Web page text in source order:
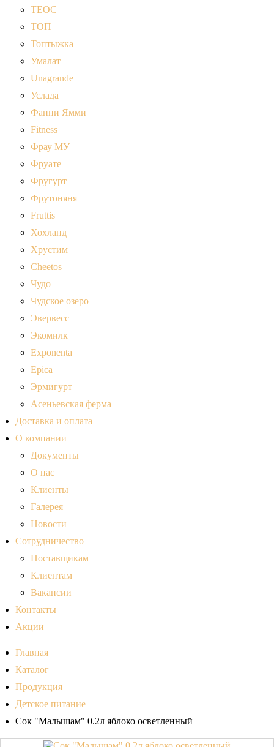
ТЕОС
ТОП
Топтыжка
Умалат
Unagrande
Услада
Фанни Ямми
Fitness
Фрау МУ
Фруате
Фругурт
Фрутоняня
Fruttis
Хохланд
Хрустим
Cheetos
Чудо
Чудское озеро
Эвервесс
Экомилк
Exponenta
Epica
Эрмигурт
Асеньевская ферма
Доставка и оплата
О компании
Документы
О нас
Клиенты
Галерея
Новости
Сотрудничество
Поставщикам
Клиентам
Вакансии
Контакты
Акции
Главная
Каталог
Продукция
Детское питание
Сок "Малышам" 0.2л яблоко осветленный